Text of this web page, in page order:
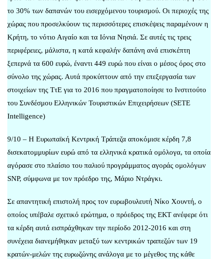
το 30% των δαπανών του εισερχόμενου τουρισμού. Οι περιοχές της
χώρας που προσελκύουν τις περισσότερες επισκέψεις παραμένουν η
Κρήτη, το νότιο Αιγαίο και τα Ιόνια Νησιά. Σε αυτές τις τρεις
περιφέρειες, μάλιστα, η κατά κεφαλήν δαπάνη ανά επισκέπτη
ξεπερνά τα 600 ευρώ, έναντι 449 ευρώ που είναι ο μέσος όρος στο
σύνολο της χώρας. Αυτά προκύπτουν από την επεξεργασία των
στοιχείων της ΤτΕ για το 2016 που πραγματοποίησε το Ινστιτούτο
του Συνδέσμου Ελληνικών Τουριστικών Επιχειρήσεων (SETE
Intelligence)
9/10 – Η Ευρωπαϊκή Κεντρική Τράπεζα αποκόμισε κέρδη 7,8
δισεκατομμυρίων ευρώ από τα ελληνικά κρατικά ομόλογα, τα οποία
αγόρασε στο πλαίσιο του παλιού προγράμματος αγοράς ομολόγων
SNP, σύμφωνα με τον πρόεδρο της, Μάριο Ντράγκι.
Σε απαντητική επιστολή προς τον ευρωβουλευτή Νίκο Χουντή, ο
οποίος υπέβαλε σχετικό ερώτημα, ο πρόεδρος της ΕΚΤ ανέφερε ότι
τα κέρδη αυτά εισπράχθηκαν την περίοδο 2012-2016 και στη
συνέχεια διανεμήθηκαν μεταξύ των κεντρικών τραπεζών των 19
κρατών-μελών της ευρωζώνης ανάλογα με το μέγεθος της κάθε